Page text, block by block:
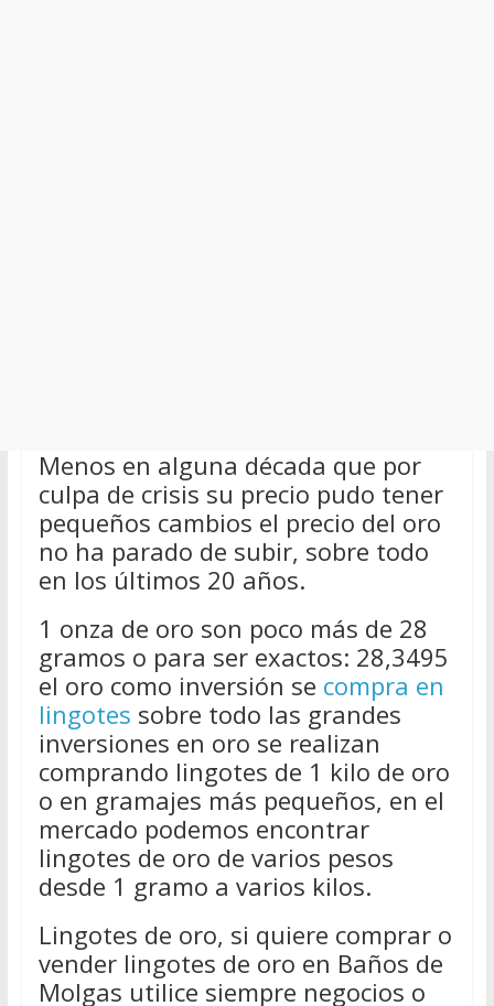
Menos en alguna década que por
culpa de crisis su precio pudo tener
pequeños cambios el precio del oro
no ha parado de subir, sobre todo
en los últimos 20 años.
1 onza de oro son poco más de 28
gramos o para ser exactos: 28,3495
el oro como inversión se compra en
lingotes sobre todo las grandes
inversiones en oro se realizan
comprando lingotes de 1 kilo de oro
o en gramajes más pequeños, en el
mercado podemos encontrar
lingotes de oro de varios pesos
desde 1 gramo a varios kilos.
Lingotes de oro, si quiere comprar o
vender lingotes de oro en Baños de
Molgas utilice siempre negocios o